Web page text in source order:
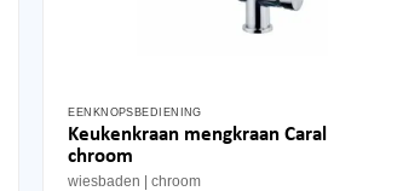
EENKNOPSBEDIENING
Keukenkraan mengkraan Caral
chroom
wiesbaden chroom